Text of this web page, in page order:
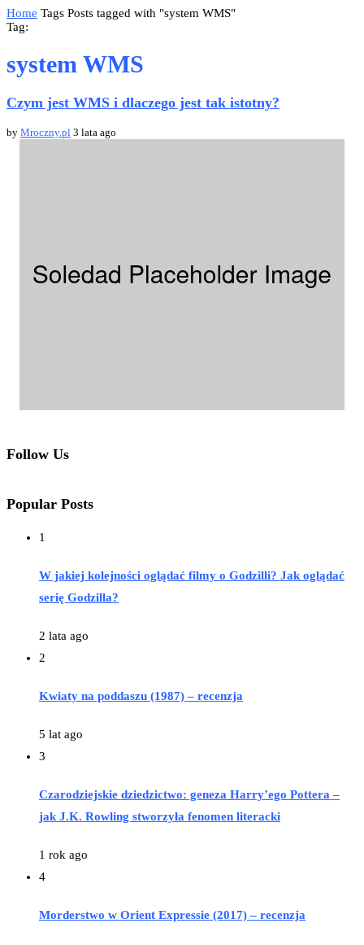
Home Tags Posts tagged with "system WMS"
Tag:
system WMS
Czym jest WMS i dlaczego jest tak istotny?
by Mroczny.pl 3 lata ago
Follow Us
Popular Posts
1
W jakiej kolejności oglądać filmy o Godzilli? Jak oglądać
serię Godzilla?
2 lata ago
2
Kwiaty na poddaszu (1987) – recenzja
5 lat ago
3
Czarodziejskie dziedzictwo: geneza Harry’ego Pottera –
jak J.K. Rowling stworzyła fenomen literacki
1 rok ago
4
Morderstwo w Orient Expressie (2017) – recenzja